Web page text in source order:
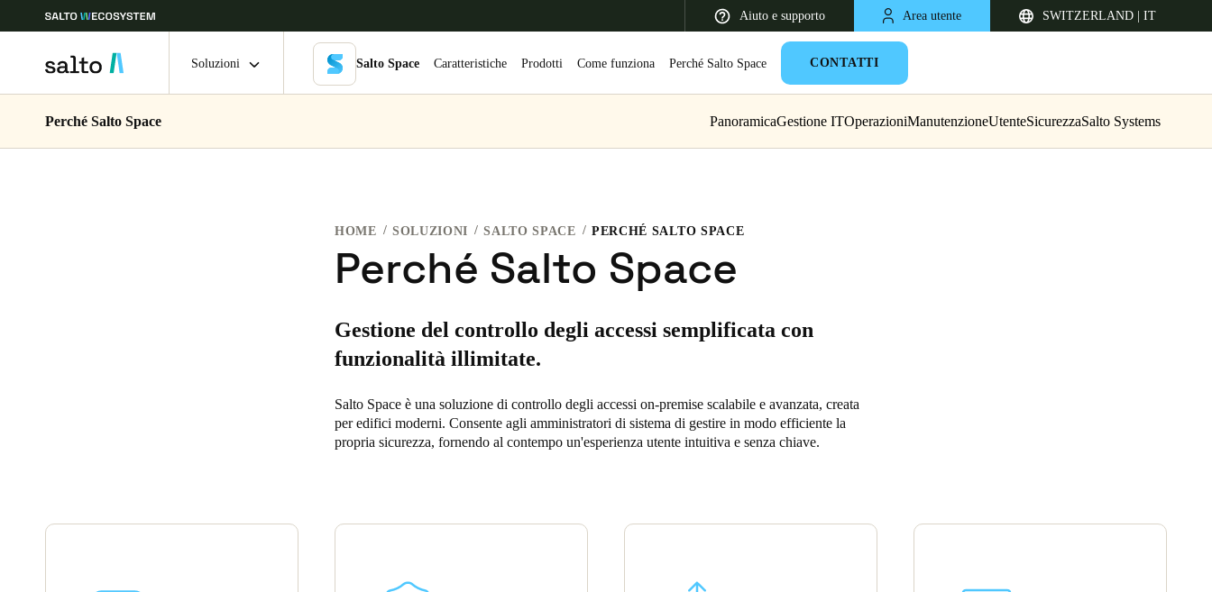
Aiuto e supporto Area utente SWITZERLAND | IT
Scegli la tua posizione e le impostazioni della lingua
DeutschFrançais Italiano
Français
Nederlands
Spain
Italiano
Soluzioni Salto Space Caratteristiche Prodotti Come funziona Perché Salto Space CONTATTI
Perché Salto Space PanoramicaGestione ITOperazioniManutenzioneUtenteSicurezzaSalto Systems
HOME SOLUZIONI SALTO SPACE PERCHÉ SALTO SPACE
Perché Salto Space
Gestione del controllo degli accessi semplificata con
funzionalità illimitate.
Salto Space è una soluzione di controllo degli accessi on-premise scalabile e avanzata, creata
per edifici moderni. Consente agli amministratori di sistema di gestire in modo efficiente la
propria sicurezza, fornendo al contempo un'esperienza utente intuitiva e senza chiave.